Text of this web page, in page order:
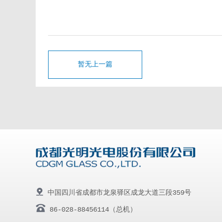
暂无上一篇
中国四川省成都市龙泉驿区成龙大道三段359号
86-028-88456114（总机）